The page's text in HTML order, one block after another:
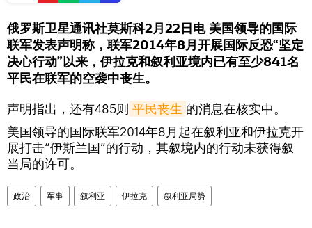
俄罗斯卫星通讯社莫斯科2月22日电 美国领导的国际
联军发表声明称，联军2014年8月开展国际反恐“坚定
决心行动”以来，伊拉克和叙利亚境内已有至少841名
平民在联军的空袭中丧生。
声明指出，还有485则 平民丧生 的消息在核实中。
美国领导的国际联军2014年8月起在叙利亚和伊拉克开
展打击“伊斯兰国”的行动，其叙境内的行动未获得叙
当局的许可。
政治 军事 叙利亚 伊拉克 叙利亚局势